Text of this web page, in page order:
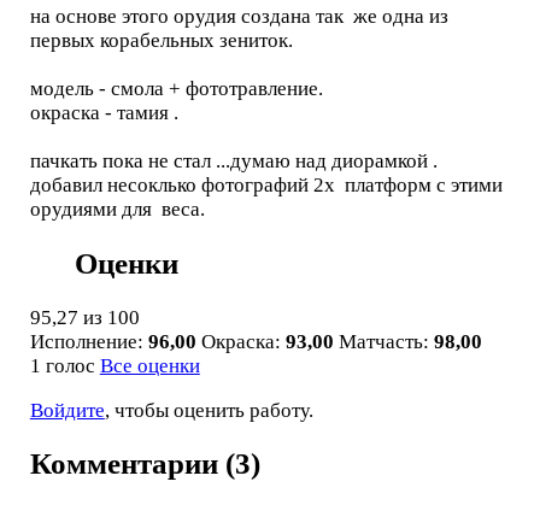
на основе этого орудия создана так же одна из
первых корабельных зениток.
модель - смола + фототравление.
окраска - тамия .
пачкать пока не стал ...думаю над диорамкой .
добавил несоклько фотографий 2х платформ с этими
орудиями для веса.
Оценки
95,27 из 100
Исполнение: 96,00 Окраска: 93,00 Матчасть: 98,00
1 голос Все оценки
Войдите, чтобы оценить работу.
Комментарии (3)